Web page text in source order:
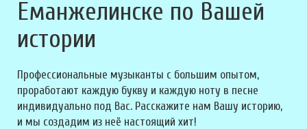
Еманжелинске по Вашей
истории
Профессиональные музыканты с большим опытом,
проработают каждую букву и каждую ноту в песне
индивидуально под Вас. Расскажите нам Вашу историю,
и мы создадим из неё настоящий хит!